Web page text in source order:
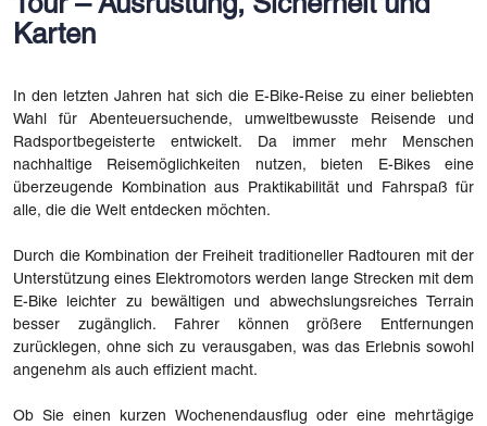
Karten
In den letzten Jahren hat sich die E-Bike-Reise zu einer beliebten
Wahl für Abenteuersuchende, umweltbewusste Reisende und
Radsportbegeisterte entwickelt. Da immer mehr Menschen
nachhaltige Reisemöglichkeiten nutzen, bieten E-Bikes eine
überzeugende Kombination aus Praktikabilität und Fahrspaß für
alle, die die Welt entdecken möchten.
Durch die Kombination der Freiheit traditioneller Radtouren mit der
Unterstützung eines Elektromotors werden lange Strecken mit dem
E-Bike leichter zu bewältigen und abwechslungsreiches Terrain
besser zugänglich. Fahrer können größere Entfernungen
zurücklegen, ohne sich zu verausgaben, was das Erlebnis sowohl
angenehm als auch effizient macht.
Ob Sie einen kurzen Wochenendausflug oder eine mehrtägige